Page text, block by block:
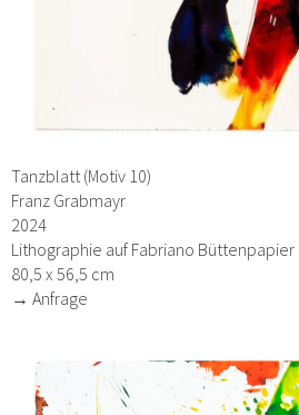
Tanzblatt (Motiv 10)
Franz Grabmayr
2024
Lithographie auf Fabriano Büttenpapier
80,5 x 56,5 cm
→ Anfrage